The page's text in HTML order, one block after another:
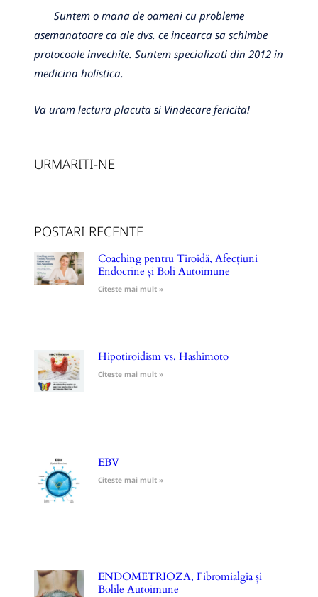
Suntem o mana de oameni cu probleme
asemanatoare ca ale dvs. ce incearca sa schimbe
protocoale invechite. Suntem specializati din 2012 in
medicina holistica.
Va uram lectura placuta si Vindecare fericita!
URMARITI-NE
POSTARI RECENTE
Coaching pentru Tiroidă, Afecțiuni
Endocrine și Boli Autoimune
Citeste mai mult »
Hipotiroidism vs. Hashimoto
Citeste mai mult »
EBV
Citeste mai mult »
ENDOMETRIOZA, Fibromialgia și
Bolile Autoimune